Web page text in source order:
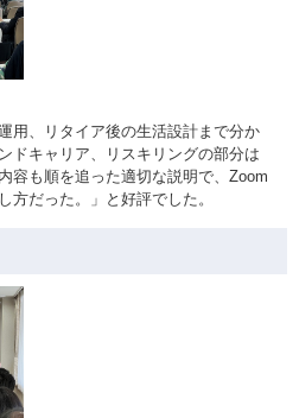
用、リタイア後の生活設計まで分か
ドキャリア、リスキリングの部分は
容も順を追った適切な説明で、Zoom
方だった。」と好評でした。